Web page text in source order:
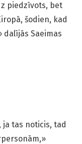
piedzīvots, bet
šodien, kad
dalījās Saeimas
ja tas noticis, tad